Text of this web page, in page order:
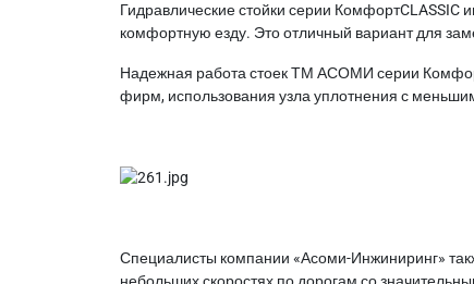
Гидравлические стойки серии
комфортную езду. Это отличный вариант для
Надежная работа стоек ТМ АСОМИ серии
фирм, использования узла уплотнения с
Специалисты компании «Асоми-Инжиниринг»
небольших скоростях по дорогам со